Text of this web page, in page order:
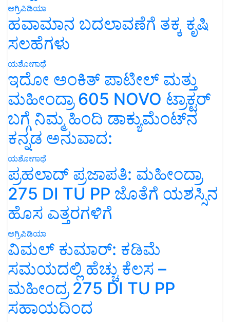
ಅಗ್ರಿಪಿಡಿಯಾ
ಹವಾಮಾನ ಬದಲಾವಣೆಗೆ ತಕ್ಕ ಕೃಷಿ
ಸಲಹೆಗಳು
ಯಶೋಗಾಥೆ
ಇದೋ ಅಂಕಿತ್ ಪಾಟೀಲ್ ಮತ್ತು
ಮಹೀಂದ್ರಾ 605 NOVO ಟ್ರಾಕ್ಟರ್
ಬಗ್ಗೆ ನಿಮ್ಮ ಹಿಂದಿ ಡಾಕ್ಯುಮೆಂಟ್‌ನ
ಕನ್ನಡ ಅನುವಾದ:
ಯಶೋಗಾಥೆ
ಪ್ರಹಲಾದ್ ಪ್ರಜಾಪತಿ: ಮಹೀಂದ್ರಾ
275 DI TU PP ಜೊತೆಗೆ ಯಶಸ್ಸಿನ
ಹೊಸ ಎತ್ತರಗಳಿಗೆ
ಅಗ್ರಿಪಿಡಿಯಾ
ವಿಮಲ್ ಕುಮಾರ್: ಕಡಿಮೆ
ಸಮಯದಲ್ಲಿ ಹೆಚ್ಚು ಕೆಲಸ –
ಮಹೀಂದ್ರ 275 DI TU PP
ಸಹಾಯದಿಂದ